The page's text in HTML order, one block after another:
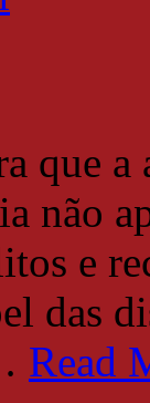
que a
não
e
das
Read